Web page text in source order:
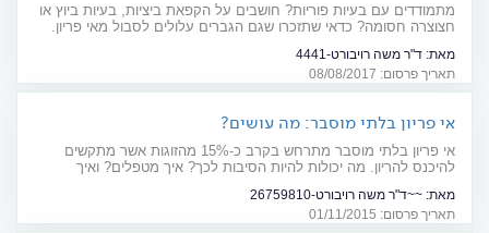
מתמודדים עם בעיות פוריות? חושבים על הקפאת ביציות, בעיות ביוץ או
חצוצרה חסומה? כדאי שתזכרו שגם הגברים עלולים לסבול מאי פריון.
מאת: ד"ר משה רויבורט-4441
תאריך פרסום: 08/08/2017
אי פריון בלתי מוסבר: מה עושים?
אי פריון בלתי מוסבר מתרחש בקרב כ-15% מהזוגות אשר מתקשים
להיכנס להריון. מה יכולות להיות הסיבות לכך? איך מטפלים? ואיך
מאת: ~~ד"ר משה רויבורט-26759810
תאריך פרסום: 01/11/2015